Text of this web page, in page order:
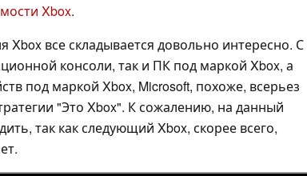
Xbox.
Xbox все складывается довольно интересно. С
консоли, так и ПК под маркой Xbox, а
под маркой Xbox, Microsoft, похоже, всерьез
"Это Xbox". К сожалению, на данный
так как следующий Xbox, скорее всего,